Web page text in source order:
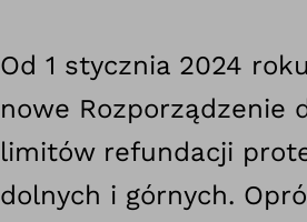
Od 1 stycznia 2024
nowe Rozporządzenie
limitów refundacji
dolnych i górnych.